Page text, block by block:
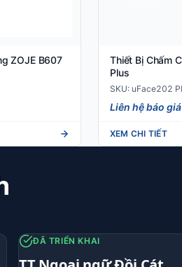
ZOJE B607
Thiết Bị Chấm
Plus
SKU: uFace202
Liên hệ báo giá
XEM CHI TIẾT
ĐÃ TRIỂN KHAI